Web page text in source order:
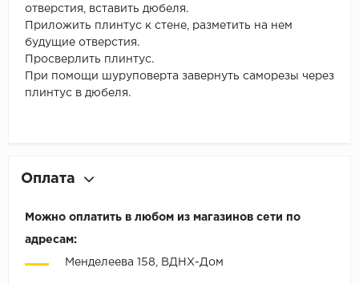
отверстия, вставить дюбеля.
Приложить плинтус к стене, разметить на нем
будущие отверстия.
Просверлить плинтус.
При помощи шуруповерта завернуть саморезы через
плинтус в дюбеля.
Оплата
Можно оплатить в любом из магазинов сети по
адресам:
Менделеева 158, ВДНХ-Дом